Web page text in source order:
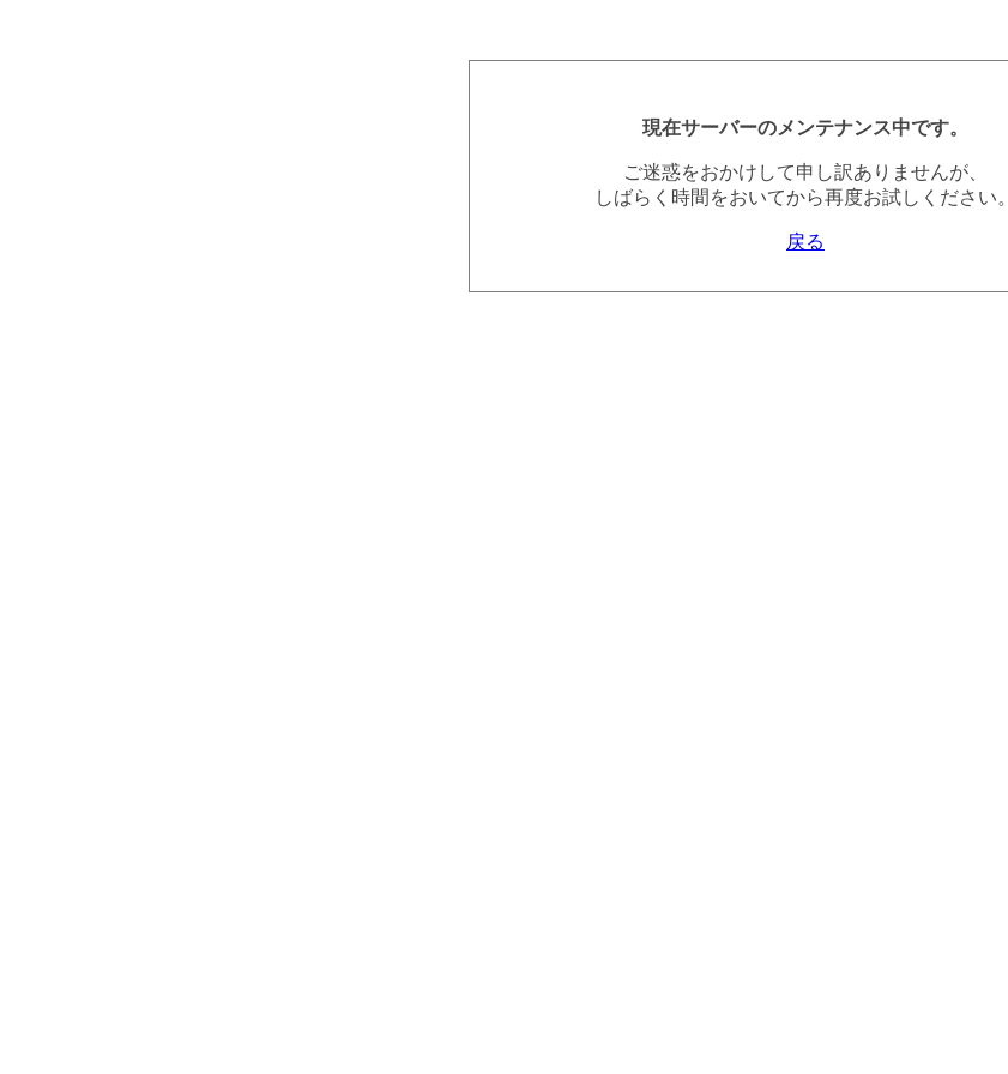
現在サーバーのメンテナンス中です。
ご迷惑をおかけして申し訳ありませんが、
しばらく時間をおいてから再度お試しください。
戻る